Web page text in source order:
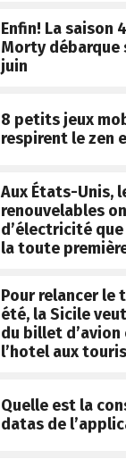
Enfin! La saison
Morty débarque
juin
8 petits jeux
respirent le zen
Aux États-Unis,
renouvelables
d’électricité
la toute
Pour relancer le
été, la Sicile
du billet
l’hotel aux
Quelle est la
datas de